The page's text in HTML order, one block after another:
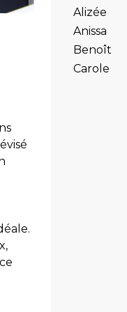
Alizée
Anissa
Benoît
Carole